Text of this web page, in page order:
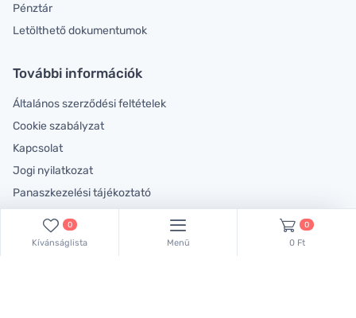
Pénztár
Letölthető dokumentumok
További információk
Általános szerződési feltételek
Cookie szabályzat
Kapcsolat
Jogi nyilatkozat
Panaszkezelési tájékoztató
Lépjen velünk kapcsolatba!
0
Kívánságlista Menü
0
0 Ft